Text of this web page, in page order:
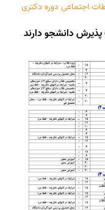
اجتماعی دوره دکتری
پذیرش دانشجو دارند